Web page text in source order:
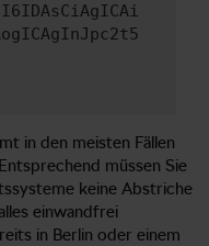
in den meisten Fällen
müssen Sie
keine Abstriche
einwandfrei
in Berlin oder einem